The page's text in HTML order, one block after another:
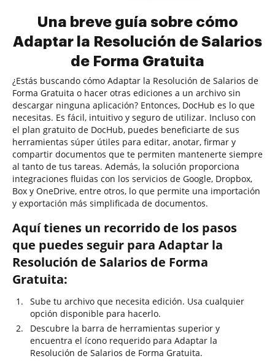
Una breve guía sobre cómo
Adaptar la Resolución de Salarios
de Forma Gratuita
¿Estás buscando cómo Adaptar la Resolución de Salarios de
Forma Gratuita o hacer otras ediciones a un archivo sin
descargar ninguna aplicación? Entonces, DocHub es lo que
necesitas. Es fácil, intuitivo y seguro de utilizar. Incluso con
el plan gratuito de DocHub, puedes beneficiarte de sus
herramientas súper útiles para editar, anotar, firmar y
compartir documentos que te permiten mantenerte siempre
al tanto de tus tareas. Además, la solución proporciona
integraciones fluidas con los servicios de Google, Dropbox,
Box y OneDrive, entre otros, lo que permite una importación
y exportación más simplificada de documentos.
Aquí tienes un recorrido de los pasos
que puedes seguir para Adaptar la
Resolución de Salarios de Forma
Gratuita:
Sube tu archivo que necesita edición. Usa cualquier
opción disponible para hacerlo.
Descubre la barra de herramientas superior y
encuentra el ícono requerido para Adaptar la
Resolución de Salarios de Forma Gratuita.